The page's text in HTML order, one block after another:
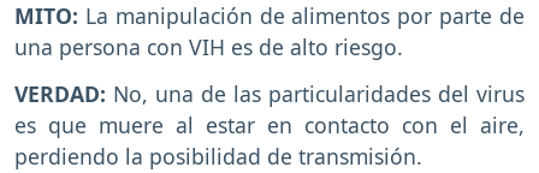
MITO: La manipulación de alimentos por parte de
una persona con VIH es de alto riesgo.
VERDAD: No, una de las particularidades del virus
es que muere al estar en contacto con el aire,
perdiendo la posibilidad de transmisión.